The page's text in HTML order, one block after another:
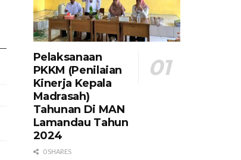
Pelaksanaan
PKKM (Penilaian
Kinerja Kepala
Madrasah)
Tahunan Di MAN
Lamandau Tahun
2024
0 SHARES